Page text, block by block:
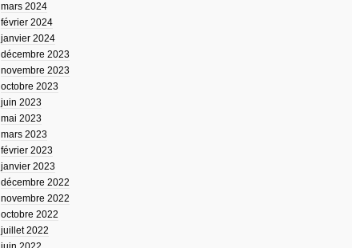
mars 2024
février 2024
janvier 2024
décembre 2023
novembre 2023
octobre 2023
juin 2023
mai 2023
mars 2023
février 2023
janvier 2023
décembre 2022
novembre 2022
octobre 2022
juillet 2022